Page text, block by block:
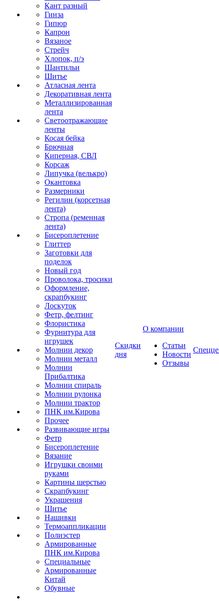
Кант разный
Гинза
Гипюр
Капрон
Вязаное
Стрейч
Хлопок, п/э
Шантильи
Шитье
Атласная лента
Декоративная лента
Металлизированная
лента
Светоотражающие
ленты
Косая бейка
Брючная
Киперная, СВЛ
Корсаж
Липучка (велькро)
Окантовка
Размерники
Регилин (корсетная
лента)
Стропа (ременная
лента)
Бисероплетение
Глиттер
Заготовки для
поделок
Новый год
Проволока, тросики
Оформление,
скрапбукинг
Лоскуток
Фетр, фелтинг
Флористика
Фурнитура для
игрушек
Молнии декор
Молнии металл
Молнии
Прибалтика
Молнии спираль
Молнии рулонка
Молнии трактор
ПНК им.Кирова
Прочее
Развивающие игры
Фетр
Бисероплетение
Вязание
Игрушки своими
руками
Картины шерстью
Скрапбукинг
Украшения
Шитье
Нашивки
Термоаппликации
Полиэстер
Армированные
ПНК им.Кирова
Специальные
Армированные
Китай
Обувные
Скидки
дня
О компании
Статьи
Новости
Отзывы